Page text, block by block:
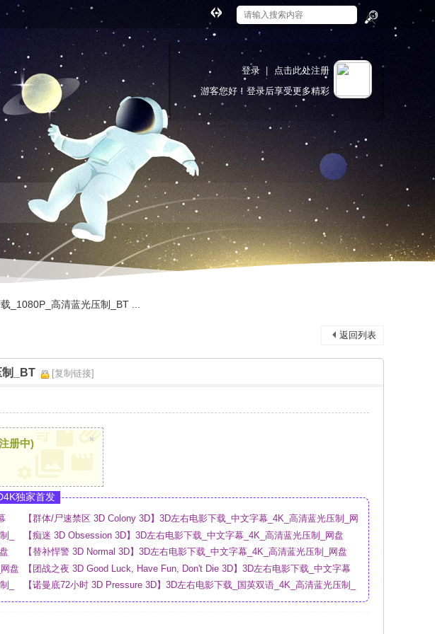
索
切
换
宽
版
登录
点击此处注册
游客您好！登录后享受更多精彩
_1080P_高清蓝光压制_BT ...
返回列表
制_BT [复制链接]
册中) ×
独家首发
【群体/尸速禁区 3D Colony 3D】3D左右电影下载_中文字幕_4K_高清蓝光压制_网
盘
_
【痴迷 3D Obsession 3D】3D左右电影下载_中文字幕_4K_高清蓝光压制_网盘
【替补悍警 3D Normal 3D】3D左右电影下载_中文字幕_4K_高清蓝光压制_网盘
盘
【团战之夜 3D Good Luck, Have Fun, Don't Die 3D】3D左右电影下载_中文字幕
_4K_高清蓝光压制_网盘
_
【诺曼底72小时 3D Pressure 3D】3D左右电影下载_国英双语_4K_高清蓝光压制_